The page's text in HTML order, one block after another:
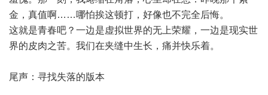
金，真值啊……哪怕挨这顿打，好像也不完全后悔。
这就是青春吧？一边是虚拟世界的无上荣耀，一边是现实世
界的皮肉之苦。我们在夹缝中生长，痛并快乐着。
尾声：寻找失落的版本